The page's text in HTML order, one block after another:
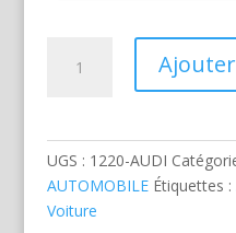
UGS : 1220-AUDI
AUTOMOBILE Étiquettes :
Voiture